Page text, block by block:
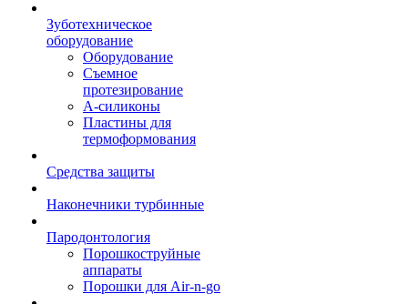
Зуботехническое
оборудование
Оборудование
Съемное
протезирование
А-силиконы
Пластины для
термоформования
Средства защиты
Наконечники турбинные
Пародонтология
Порошкоструйные
аппараты
Порошки для Air-n-go